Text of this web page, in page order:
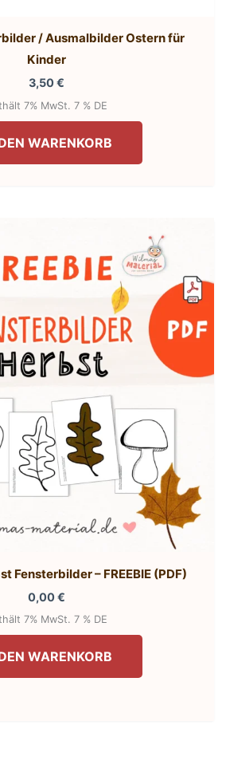
/ Ausmalbilder Ostern für
Kinder
3,50€
7% MwSt. 7 % DE
WARENKORB
Fensterbilder – FREEBIE (PDF)
0,00€
7% MwSt. 7 % DE
WARENKORB